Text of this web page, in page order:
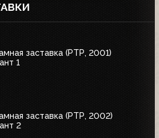
заставка (РТР, 2001)
1
заставка (РТР, 2002)
2